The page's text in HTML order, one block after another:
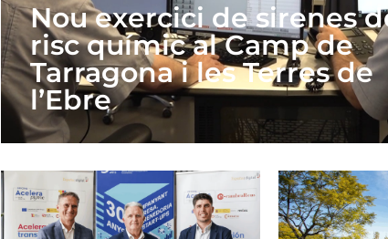
Nou exercici de sirenes
risc químic al Camp de
Tarragona i les Terres de
l’Ebre